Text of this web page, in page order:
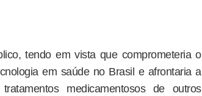
tendo em vista que comprometeria o
em saúde no Brasil e afrontaria a
medicamentosos de outros